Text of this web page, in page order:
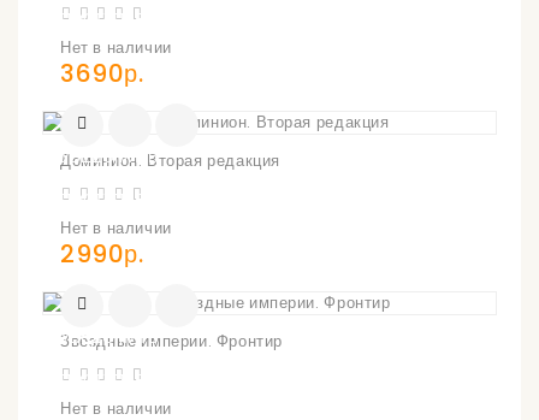
Нет в наличии
3690р.
ПОСТУПЛЕНИИ
Доминион. Вторая редакция
Нет в наличии
2990р.
УВЕДОМИТЬ
ПОСТУПЛЕНИИ
Звёздные империи. Фронтир
Нет в наличии
УВЕДОМИТЬ
ПОСТУПЛЕНИИ